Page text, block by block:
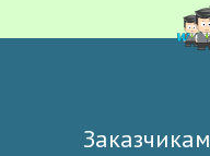
Заказчикам